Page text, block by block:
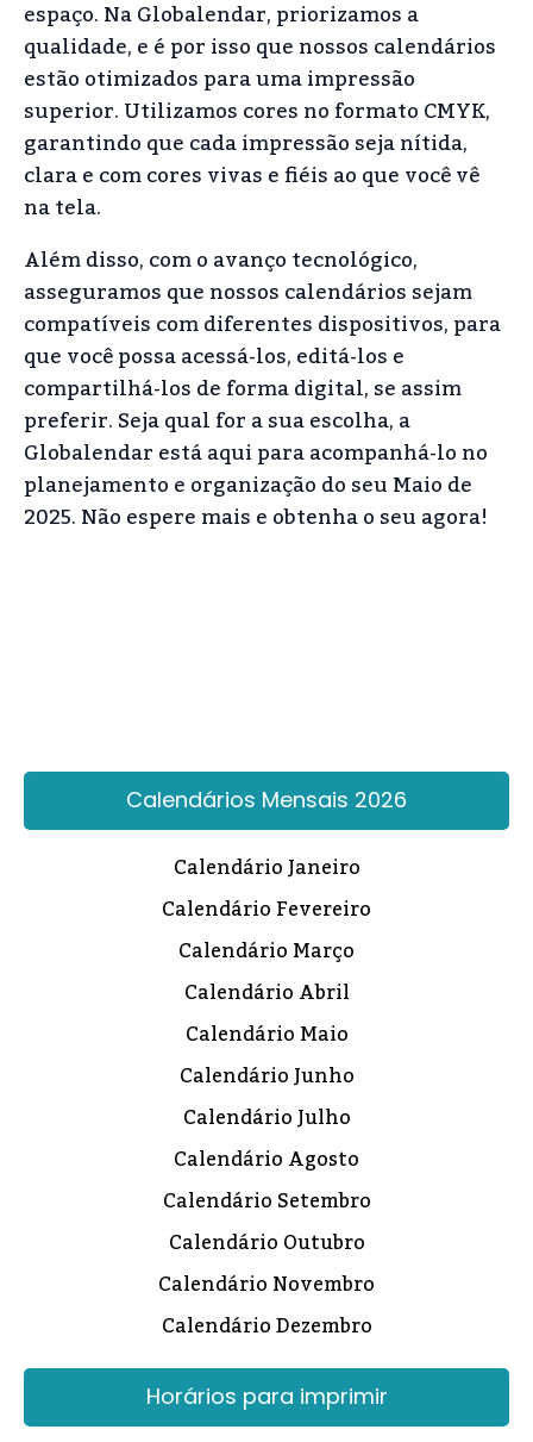
espaço. Na Globalendar, priorizamos a
qualidade, e é por isso que nossos calendários
estão otimizados para uma impressão
superior. Utilizamos cores no formato CMYK,
garantindo que cada impressão seja nítida,
clara e com cores vivas e fiéis ao que você vê
na tela.
Além disso, com o avanço tecnológico,
asseguramos que nossos calendários sejam
compatíveis com diferentes dispositivos, para
que você possa acessá-los, editá-los e
compartilhá-los de forma digital, se assim
preferir. Seja qual for a sua escolha, a
Globalendar está aqui para acompanhá-lo no
planejamento e organização do seu Maio de
2025. Não espere mais e obtenha o seu agora!
Calendários Mensais 2026
Calendário Janeiro
Calendário Fevereiro
Calendário Março
Calendário Abril
Calendário Maio
Calendário Junho
Calendário Julho
Calendário Agosto
Calendário Setembro
Calendário Outubro
Calendário Novembro
Calendário Dezembro
Horários para imprimir